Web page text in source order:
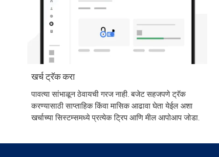
खर्च ट्रॅक करा
पावत्या सांभाळून ठेवायची गरज नाही. बजेट सहजपणे ट्रॅक
करण्यासाठी साप्ताहिक किंवा मासिक आढावा घेता येईल अशा
खर्चाच्या सिस्टम्समध्ये प्रत्येक ट्रिप आणि मील आपोआप जोडा.